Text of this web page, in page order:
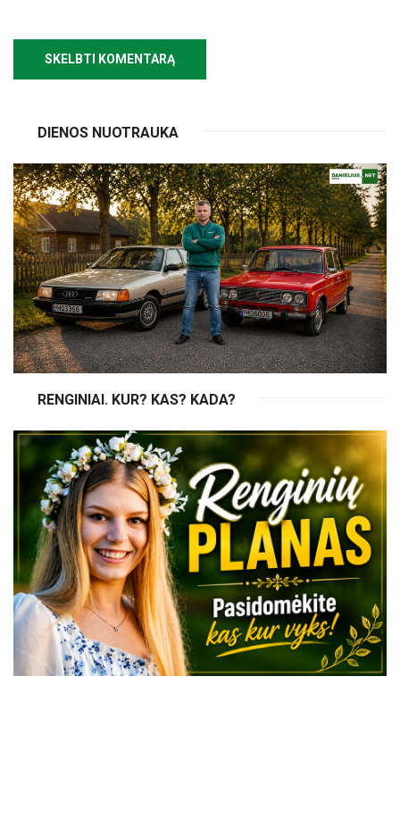
DIENOS NUOTRAUKA
RENGINIAI. KUR? KAS? KADA?